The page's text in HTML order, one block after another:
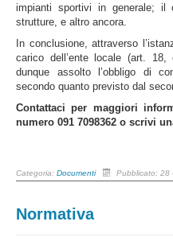
impianti sportivi in generale; il
strutture, e altro ancora.
In conclusione, attraverso
carico dell’ente locale (art.
dunque assolto l’obbligo di
secondo quanto previsto dal
Contattaci per maggiori
numero 091 7098362 o scrivi
Categoria: Documenti Pubblicato: 28
Normativa